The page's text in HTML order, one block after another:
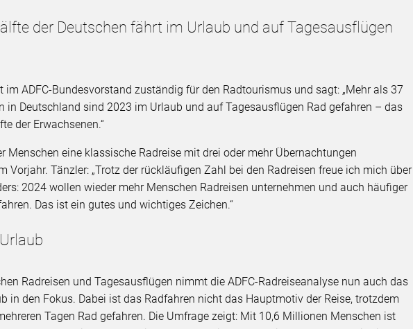
der Deutschen fährt im Urlaub und auf Tagesausflügen
im ADFC-Bundesvorstand zuständig für den Radtourismus und sagt: „Mehr als 37
in Deutschland sind 2023 im Urlaub und auf Tagesausflügen Rad gefahren – das
der Erwachsenen.“
Menschen eine klassische Radreise mit drei oder mehr Übernachtungen
Vorjahr. Tänzler: „Trotz der rückläufigen Zahl bei den Radreisen freue ich mich über
2024 wollen wieder mehr Menschen Radreisen unternehmen und auch häufiger
Das ist ein gutes und wichtiges Zeichen.“
Radreisen und Tagesausflügen nimmt die ADFC-Radreiseanalyse nun auch das
in den Fokus. Dabei ist das Radfahren nicht das Hauptmotiv der Reise, trotzdem
Tagen Rad gefahren. Die Umfrage zeigt: Mit 10,6 Millionen Menschen ist